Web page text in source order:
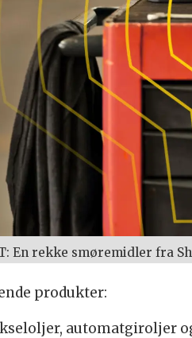
En rekke smøremidler fra
produkter:
automatgiroljer